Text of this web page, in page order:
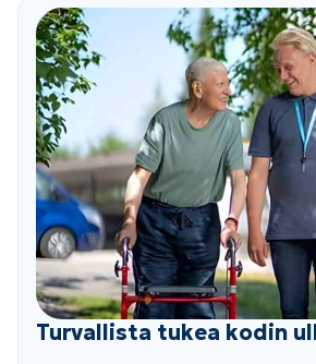
Turvallista tukea kodin